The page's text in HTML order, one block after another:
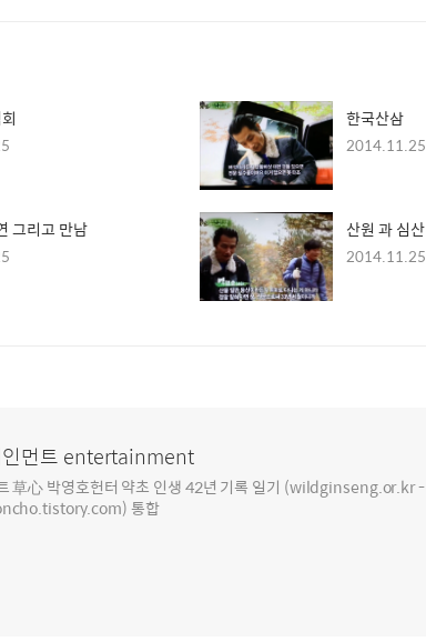
한국산삼
2014.11.25
그리고 만남 산원 과 심산
2014.11.25
인먼트 entertainment
草心 박영호헌터 약초 인생 42년 기록 일기 (wildginseng.or.kr -
통합